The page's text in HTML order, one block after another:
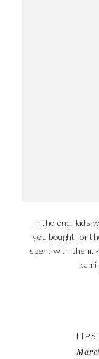
In the end, kids
you bought for
spent with them.
TIPS